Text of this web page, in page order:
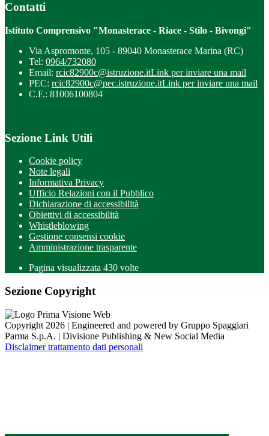
Contatti
Istituto Comprensivo "Monasterace - Riace - Stilo - Bivongi"
Via Aspromonte, 105 - 89040 Monasterace Marina (RC)
Tel: 0964/732080
Email: rcic82900c@istruzione.itLink per inviare una mail
PEC: rcic82900c@pec.istruzione.itLink per inviare una mail
C.F.: 81006100804
Sezione Link Utili
Cookie policy
Note legali
Informativa Privacy
Ufficio Relazioni con il Pubblico
Dichiarazione di accessibilità
Obiettivi di accessibilità
Whistleblowing
Gestione consensi cookie
Amministrazione trasparente
Pagina visualizzata 430 volte
Sezione Copyright
Copyright 2026 | Engineered and powered by Gruppo Spaggiari
Parma S.p.A. | Divisione Publishing & New Social Media
Disclaimer trattamento dati personali